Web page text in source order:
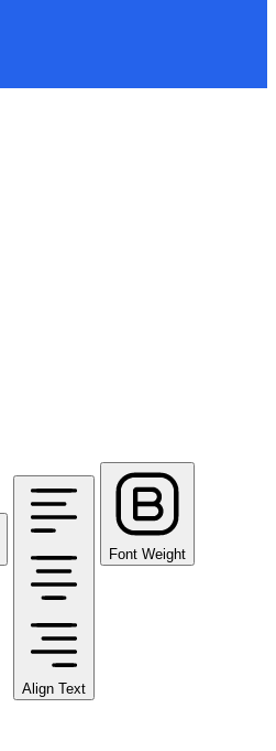
Align Text
Font Weight